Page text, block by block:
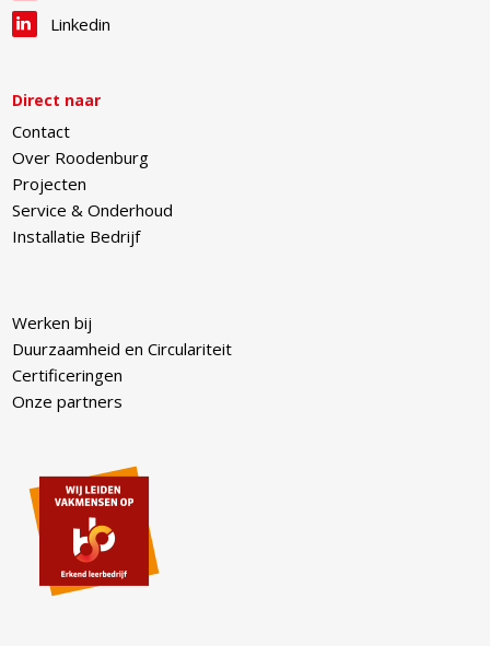
Linkedin
Direct naar
Contact
Over Roodenburg
Projecten
Service & Onderhoud
Installatie Bedrijf
Werken bij
Duurzaamheid en Circulariteit
Certificeringen
Onze partners